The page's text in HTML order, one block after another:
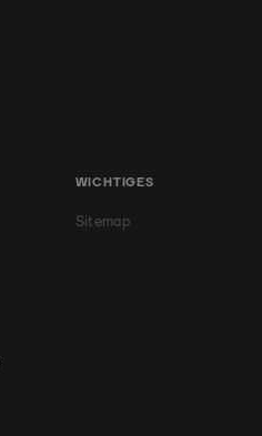
WICHTIGES
Sitemap